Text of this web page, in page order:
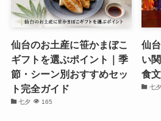
仙台のお土産に笹かまぼこ
ギフトを選ぶポイント｜季
節・シーン別おすすめセッ
ト完全ガイド
七夕 165
仙
い
食
七夕